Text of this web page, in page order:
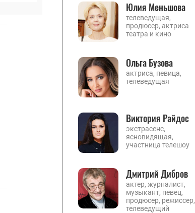
Юлия Меньшова
телеведущая,
продюсер, актриса
театра и кино
Ольга Бузова
актриса, певица,
телеведущая
Виктория Райдос
экстрасенс,
ясновидящая,
участница телешоу
Дмитрий Дибров
актер, журналист,
музыкант, певец,
продюсер, режиссер,
телеведущий